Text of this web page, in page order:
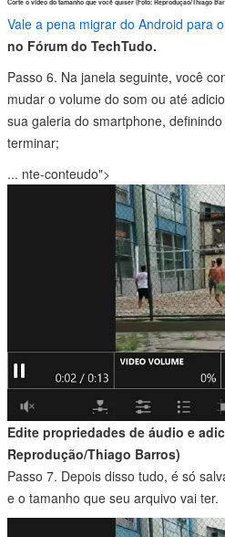
Corte o vídeo do tamanho que você quiser (Foto: Reprodução/Thiago
Vale a pena migrar do Android para
no Fórum do TechTudo.
Passo 6. Na janela seguinte, você
mudar o volume do som ou até
sua galeria do smartphone,
terminar;
... nte-conteudo">
Edite propriedades de áudio e
Reprodução/Thiago Barros)
Passo 7. Depois disso tudo, é só
e o tamanho que seu arquivo vai ter.